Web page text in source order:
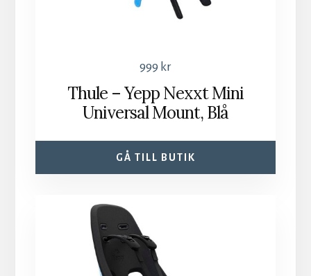
999 kr
Thule – Yepp Nexxt Mini
Universal Mount, Blå
GÅ TILL BUTIK